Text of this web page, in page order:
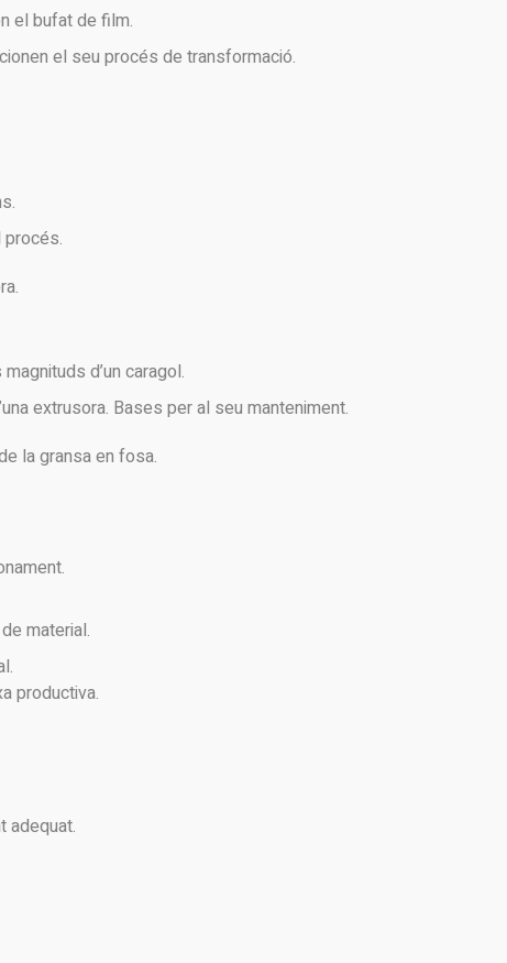
el bufat de film.
el seu procés de transformació.
d’un caragol.
extrusora. Bases per al seu manteniment.
la gransa en fosa.
material.
productiva.
adequat.